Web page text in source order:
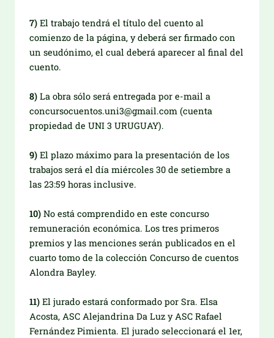
7) El trabajo tendrá el título del cuento al
comienzo de la página, y deberá ser firmado con
un seudónimo, el cual deberá aparecer al final del
cuento.
8) La obra sólo será entregada por e-mail a
concursocuentos.uni3@gmail.com (cuenta
propiedad de UNI 3 URUGUAY).
9) El plazo máximo para la presentación de los
trabajos será el día miércoles 30 de setiembre a
las 23:59 horas inclusive.
10) No está comprendido en este concurso
remuneración económica. Los tres primeros
premios y las menciones serán publicados en el
cuarto tomo de la colección Concurso de cuentos
Alondra Bayley.
11) El jurado estará conformado por Sra. Elsa
Acosta, ASC Alejandrina Da Luz y ASC Rafael
Fernández Pimienta. El jurado seleccionará el 1er,